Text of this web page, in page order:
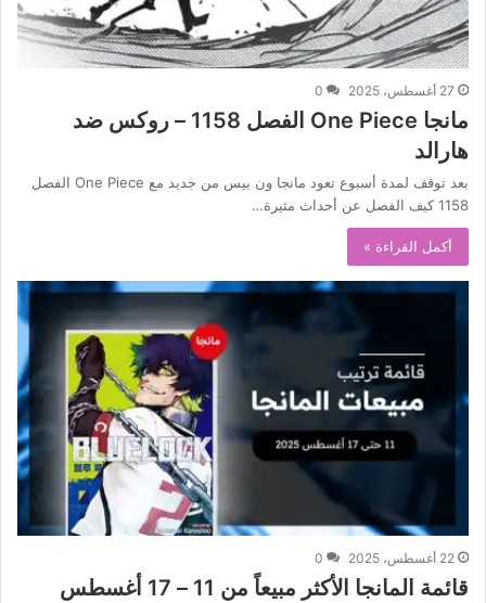
27 أغسطس، 2025 0
مانجا One Piece الفصل 1158 – روكس ضد
هارالد
بعد توقف لمدة أسبوع تعود مانجا ون بيس من جديد مع One Piece الفصل
1158 كيف الفصل عن أحداث مثيرة…
أكمل القراءة »
22 أغسطس، 2025 0
قائمة المانجا الأكثر مبيعاً من 11 – 17 أغسطس